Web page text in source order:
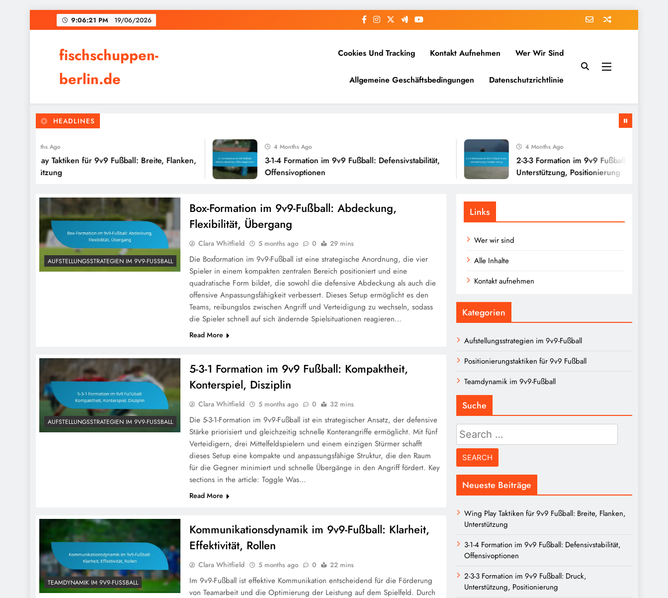
to
9:06:22 PM 19/06/2026
fischschuppen-
berlin.de
Cookies Und Tracking Kontakt Aufnehmen Wer Wir Sind
Allgemeine Geschäftsbedingungen Datenschutzrichtlinie
HEADLINES
4 Months Ago
Wing Play Taktiken für 9v9 Fußball: Breite, Flanken,
Unterstützung
4 Months Ago
3-1-4 Formation im 9v9 Fußball: Defensivstabilität,
Offensivoptionen
4 Months Ago
2-3-3 Formation im 9v9 Fußball: Druck,
Unterstützung, Positionierung
AUFSTELLUNGSSTRATEGIEN IM 9V9-FUSSBALL
Box-Formation im 9v9-Fußball: Abdeckung,
Flexibilität, Übergang
Clara Whitfield 5 months ago 0 29 mins
Die Boxformation im 9v9-Fußball ist eine strategische Anordnung, die vier
Spieler in einem kompakten zentralen Bereich positioniert und eine
quadratische Form bildet, die sowohl die defensive Abdeckung als auch die
offensive Anpassungsfähigkeit verbessert. Dieses Setup ermöglicht es den
Teams, reibungslos zwischen Angriff und Verteidigung zu wechseln, sodass
die Spieler schnell auf sich ändernde Spielsituationen reagieren…
Read More
AUFSTELLUNGSSTRATEGIEN IM 9V9-FUSSBALL
5-3-1 Formation im 9v9 Fußball: Kompaktheit,
Konterspiel, Disziplin
Clara Whitfield 5 months ago 0 32 mins
Die 5-3-1-Formation im 9v9-Fußball ist ein strategischer Ansatz, der defensive
Stärke priorisiert und gleichzeitig schnelle Konterangriffe ermöglicht. Mit fünf
Verteidigern, drei Mittelfeldspielern und einem einzigen Stürmer schafft
dieses Setup eine kompakte und anpassungsfähige Struktur, die den Raum
für die Gegner minimiert und schnelle Übergänge in den Angriff fördert. Key
sections in the article: Toggle Was…
Read More
TEAMDYNAMIK IM 9V9-FUSSBALL
Kommunikationsdynamik im 9v9-Fußball: Klarheit,
Effektivität, Rollen
Clara Whitfield 5 months ago 0 22 mins
Im 9v9-Fußball ist effektive Kommunikation entscheidend für die Förderung
von Teamarbeit und die Optimierung der Leistung auf dem Spielfeld. Durch
Links
Wer wir sind
Alle Inhalte
Kontakt aufnehmen
Kategorien
Aufstellungsstrategien im 9v9-Fußball
Positionierungstaktiken für 9v9 Fußball
Teamdynamik im 9v9-Fußball
Suche
Search
for:
Neueste Beiträge
Wing Play Taktiken für 9v9 Fußball: Breite, Flanken,
Unterstützung
3-1-4 Formation im 9v9 Fußball: Defensivstabilität,
Offensivoptionen
2-3-3 Formation im 9v9 Fußball: Druck,
Unterstützung, Positionierung